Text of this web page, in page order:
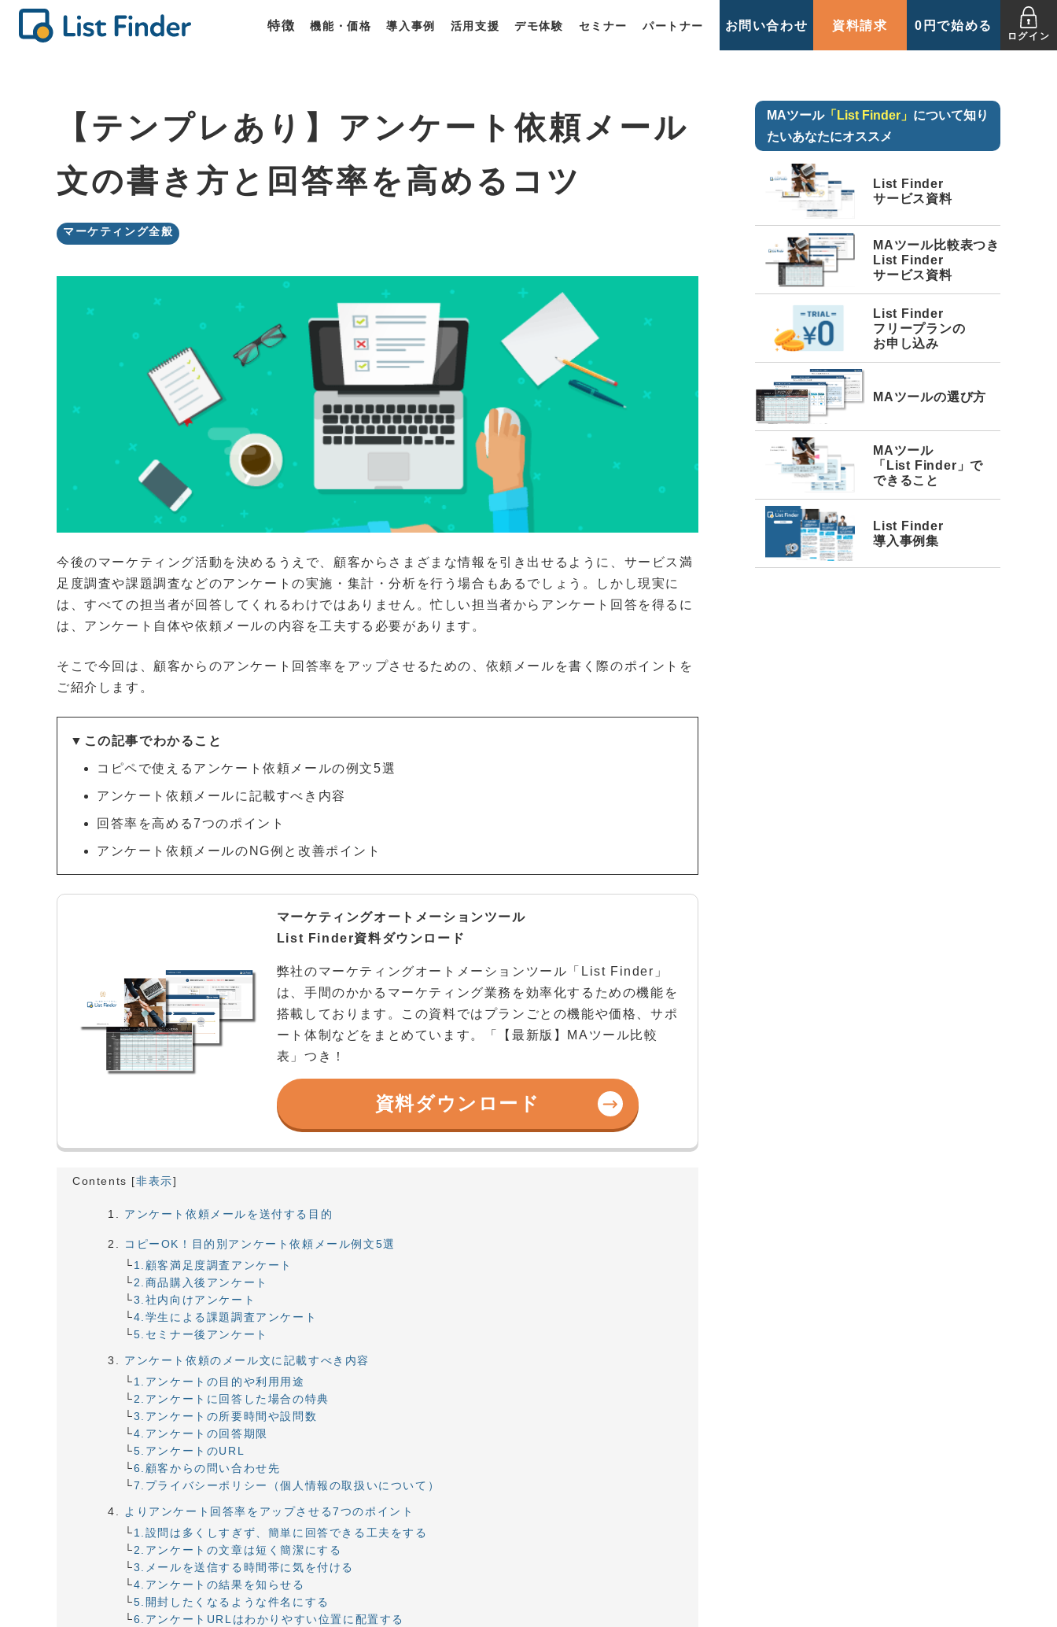
特徴 機能・価格 導入事例 活用支援 デモ体験 セミナー パートナー お問い合わせ 資料請求 0円で始める
ログイン
【テンプレあり】アンケート依頼メール
文の書き方と回答率を高めるコツ
マーケティング全般
今後のマーケティング活動を決めるうえで、顧客からさまざまな情報を引き出せるように、サービス満
足度調査や課題調査などのアンケートの実施・集計・分析を行う場合もあるでしょう。しかし現実に
は、すべての担当者が回答してくれるわけではありません。忙しい担当者からアンケート回答を得るに
は、アンケート自体や依頼メールの内容を工夫する必要があります。
そこで今回は、顧客からのアンケート回答率をアップさせるための、依頼メールを書く際のポイントを
ご紹介します。
▼この記事でわかること
コピペで使えるアンケート依頼メールの例文5選
アンケート依頼メールに記載すべき内容
回答率を高める7つのポイント
アンケート依頼メールのNG例と改善ポイント
マーケティングオートメーションツール
List Finder資料ダウンロード
弊社のマーケティングオートメーションツール「List Finder」
は、手間のかかるマーケティング業務を効率化するための機能を
搭載しております。この資料ではプランごとの機能や価格、サポ
ート体制などをまとめています。「【最新版】MAツール比較
表」つき！
資料ダウンロード
Contents [非表示]
アンケート依頼メールを送付する目的
コピーOK！目的別アンケート依頼メール例文5選
1.顧客満足度調査アンケート
2.商品購入後アンケート
3.社内向けアンケート
4.学生による課題調査アンケート
5.セミナー後アンケート
アンケート依頼のメール文に記載すべき内容
1.アンケートの目的や利用用途
2.アンケートに回答した場合の特典
3.アンケートの所要時間や設問数
4.アンケートの回答期限
5.アンケートのURL
6.顧客からの問い合わせ先
7.プライバシーポリシー（個人情報の取扱いについて）
よりアンケート回答率をアップさせる7つのポイント
1.設問は多くしすぎず、簡単に回答できる工夫をする
2.アンケートの文章は短く簡潔にする
3.メールを送信する時間帯に気を付ける
4.アンケートの結果を知らせる
5.開封したくなるような件名にする
6.アンケートURLはわかりやすい位置に配置する
MAツール「List Finder」 について知り
たいあなたにオススメ
List Finder
サービス資料
MAツール比較表つき
List Finder
サービス資料
List Finder
フリープランの
お申し込み
MAツールの選び方
MAツール
「List Finder」で
できること
List Finder
導入事例集